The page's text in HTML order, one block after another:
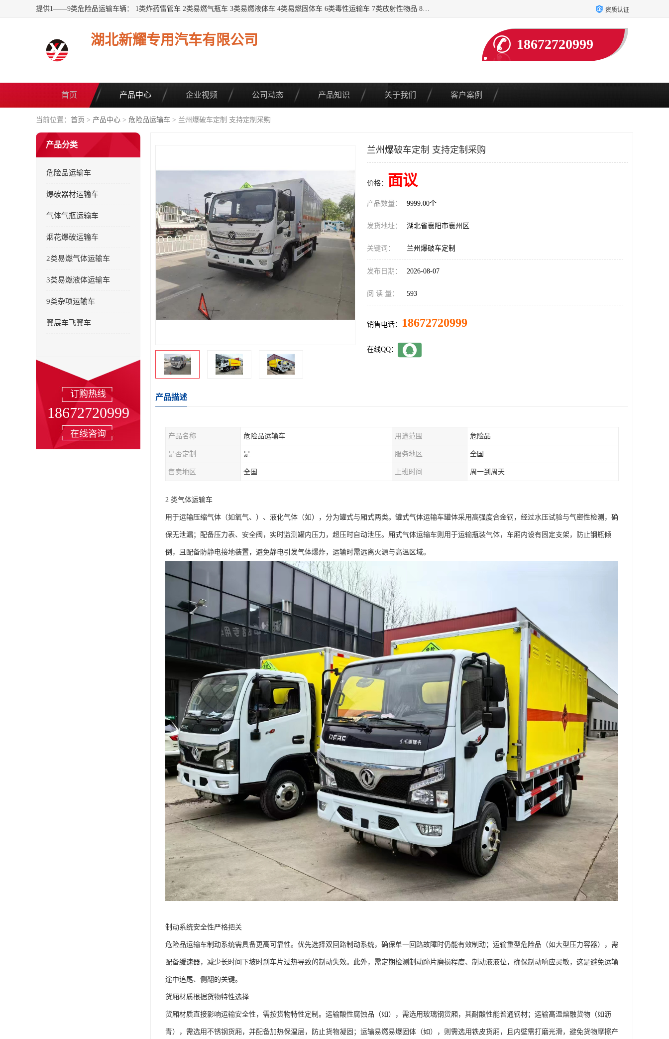
提供1——9类危险品运输车辆： 1类炸药雷管车 2类易燃气瓶车 3类易燃液体车 4类易燃固体车 6类毒性运输车 7类放射性物品 8类腐蚀性物品 9类杂项类物品 各类底盘，品种齐全。厂家直供，品质保证。 公告品种环保齐全，上牌无忧。 全国可送货上门，可分期，可*，可包牌。 详情可咨询: *（微信同号） 资质认证
湖北新耀专用汽车有限公司 18672720999
首页 产品中心 企业视频 公司动态 产品知识 关于我们 客户案例
当前位置： 首页 > 产品中心 > 危险品运输车 > 兰州爆破车定制 支持定制采购
产品分类
危险品运输车
爆破器材运输车
气体气瓶运输车
烟花爆破运输车
2类易燃气体运输车
3类易燃液体运输车
9类杂项运输车
翼展车飞翼车
订购热线
18672720999
在线咨询
兰州爆破车定制 支持定制采购
价格： 面议
产品数量： 9999.00个
发货地址： 湖北省襄阳市襄州区
关键词： 兰州爆破车定制
发布日期： 2026-08-07
阅 读 量： 593
销售电话： 18672720999
在线QQ：
产品描述
产品名称 危险品运输车 用途范围 危险品
是否定制 是 服务地区 全国
售卖地区 全国 上班时间 周一到周天
2 类气体运输车​
用于运输压缩气体（如氧气、）、液化气体（如），分为罐式与厢式两类。罐式气体运输车罐体采用高强度合金钢，经过水压试验与气密性检测，确
保无泄漏；配备压力表、安全阀，实时监测罐内压力，超压时自动泄压。厢式气体运输车则用于运输瓶装气体，车厢内设有固定支架，防止钢瓶倾
倒，且配备防静电接地装置，避免静电引发气体爆炸，运输时需远离火源与高温区域。​
制动系统安全性严格把关​
危险品运输车制动系统需具备更高可靠性。优先选择双回路制动系统，确保单一回路故障时仍能有效制动；运输重型危险品（如大型压力容器），需
配备缓速器，减少长时间下坡时刹车片过热导致的制动失效。此外，需定期检测制动蹄片磨损程度、制动液液位，确保制动响应灵敏，这是避免运输
途中追尾、侧翻的关键。​
货厢材质根据货物特性选择​
货厢材质直接影响运输安全性，需按货物特性定制。运输酸性腐蚀品（如），需选用玻璃钢货厢，其耐酸性能普通钢材；运输高温熔融货物（如沥
青），需选用不锈钢货厢，并配备加热保温层，防止货物凝固；运输易燃易爆固体（如），则需选用铁皮货厢，且内壁需打磨光滑，避免货物摩擦产